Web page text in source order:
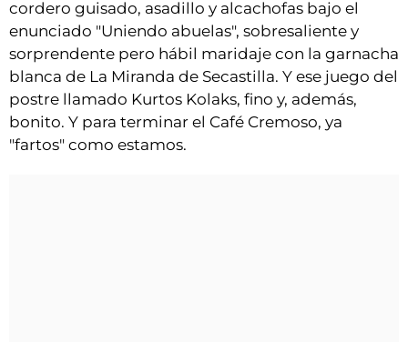
cordero guisado, asadillo y alcachofas bajo el
enunciado "Uniendo abuelas", sobresaliente y
sorprendente pero hábil maridaje con la garnacha
blanca de La Miranda de Secastilla. Y ese juego del
postre llamado Kurtos Kolaks, fino y, además,
bonito. Y para terminar el Café Cremoso, ya
"fartos" como estamos.